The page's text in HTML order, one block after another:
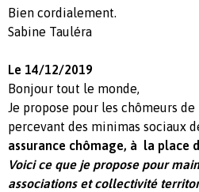
Bien cordialement.
Sabine Tauléra
Le 14/12/2019
Bonjour tout le monde,
Je propose pour les chômeurs
percevant des minimas sociaux
assurance chômage, à la place
Voici ce que je propose pour
associations et collectivité